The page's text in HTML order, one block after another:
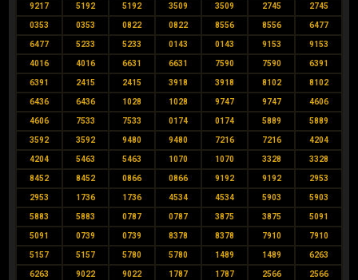
9217 5192 5192 3509 3509 2745 2745
0353 0353 0822 0822 8556 8556 6477
6477 5233 5233 0143 0143 9153 9153
4016 4016 6631 6631 7590 7590 6391
6391 2415 2415 3918 3918 8102 8102
6436 6436 1028 1028 9747 9747 4606
4606 7533 7533 0174 0174 5889 5889
3592 3592 9480 9480 7216 7216 4204
4204 5463 5463 1070 1070 3328 3328
8452 8452 0866 0866 9192 9192 2953
2953 1736 1736 4534 4534 5903 5903
5883 5883 0787 0787 3875 3875 5091
5091 0739 0739 8378 8378 7910 7910
5157 5157 5780 5780 1489 1489 6263
6263 9022 9022 1787 1787 2566 2566